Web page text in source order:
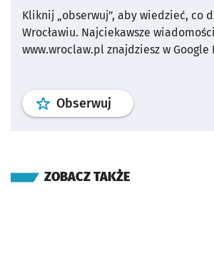
Kliknij „obserwuj”, aby wiedzieć, co
Wrocławiu. Najciekawsze
www.wroclaw.pl znajdziesz w Google
Obserwuj profil
ZOBACZ TAKŻE